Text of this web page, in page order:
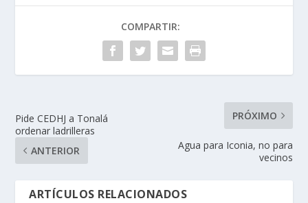
COMPARTIR:
Pide CEDHJ a Tonalá
ordenar ladrilleras
ANTERIOR
PRÓXIMO
Agua para Iconia, no para
vecinos
ARTÍCULOS RELACIONADOS